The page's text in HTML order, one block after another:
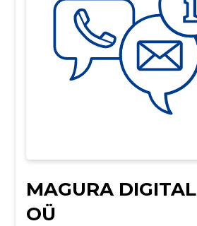
MAGURA DIGITAL
OÜ